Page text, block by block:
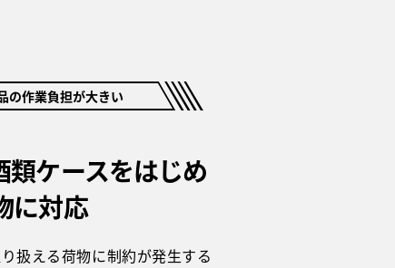
の作業負担が大きい
類ケースをはじめ
に対応
扱える荷物に制約が発生する